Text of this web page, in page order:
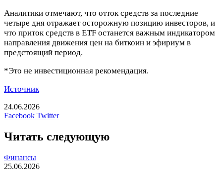
Аналитики отмечают, что отток средств за последние
четыре дня отражает осторожную позицию инвесторов, и
что приток средств в ETF останется важным индикатором
направления движения цен на биткоин и эфириум в
предстоящий период.
*Это не инвестиционная рекомендация.
Источник
24.06.2026
Facebook TwitterLinkedIn
Tumblr
Reddit
Вконтакте
Одноклассники
Skype
Messenger
Messenger
WhatsApp
Telegram
Viber
Line
Печатать
Читать следующую
Финансы
25.06.2026